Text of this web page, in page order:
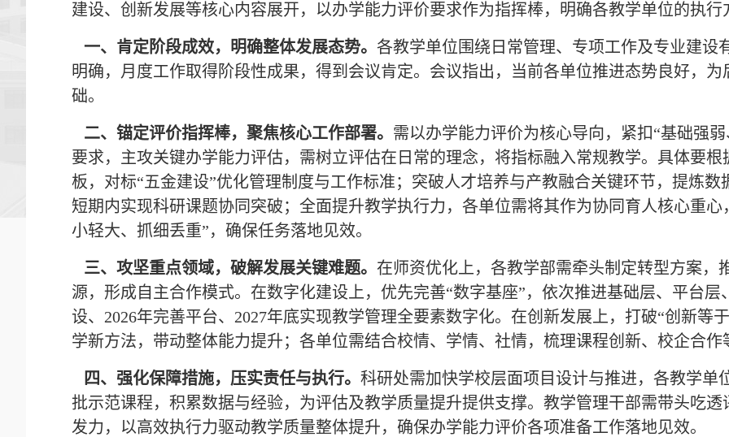
建设、创新发展等核心内容展开，以办学能力评价要求作为指挥棒，明确各教学单位的执
一、肯定阶段成效，明确整体发展态势。 各教学单位围绕日常管理、专项工作及专业建设
明确，月度工作取得阶段性成果，得到会议肯定。会议指出，当前各单位推进态势良好，
础。
二、锚定评价指挥棒，聚焦核心工作部署。 需以办学能力评价为核心导向，紧扣“基础强
要求，主攻关键办学能力评估，需树立评估在日常的理念，将指标融入常规教学。具体要
板，对标“五金建设”优化管理制度与工作标准；突破人才培养与产教融合关键环节，提炼
短期内实现科研课题协同突破；全面提升教学执行力，各单位需将其作为协同育人核心重
小轻大、抓细丢重”，确保任务落地见效。
三、攻坚重点领域，破解发展关键难题。 在师资优化上，各教学部需牵头制定转型方案，
源，形成自主合作模式。在数字化建设上，优先完善“数字基座”，依次推进基础层、平台
设、2026年完善平台、2027年底实现教学管理全要素数字化。在创新发展上，打破“创新等
学新方法，带动整体能力提升；各单位需结合校情、学情、社情，梳理课程创新、校企合
四、强化保障措施，压实责任与执行。 科研处需加快学校层面项目设计与推进，各教学单
批示范课程，积累数据与经验，为评估及教学质量提升提供支撑。教学管理干部需带头吃
发力，以高效执行力驱动教学质量整体提升，确保办学能力评价各项准备工作落地见效。